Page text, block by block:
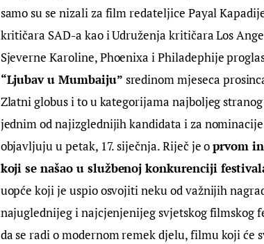
samo su se nizali za film redateljice Payal
kritičara SAD-a kao i Udruženja kritičara Los
Sjeverne Karoline, Phoenixa i Philadephije
“Ljubav u Mumbaiju” sredinom mjeseca
Zlatni globus i to u kategorijama najboljeg
jednim od najizglednijih kandidata i za
objavljuju u petak, 17. siječnja. Riječ je o prvom
koji se našao u službenoj konkurenciji
uopće koji je uspio osvojiti neku od važnijih
najuglednijeg i najcjenjenijeg svjetskog filmskog
da se radi o modernom remek djelu, filmu koji